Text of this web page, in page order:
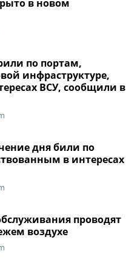
в новом
по портам,
инфраструктуре,
ВСУ, сообщили в
дня били по
в интересах
проводят
воздухе